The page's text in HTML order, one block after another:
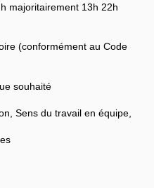
majoritairement 13h 22h
(conformément au Code
souhaité
Sens du travail en équipe,